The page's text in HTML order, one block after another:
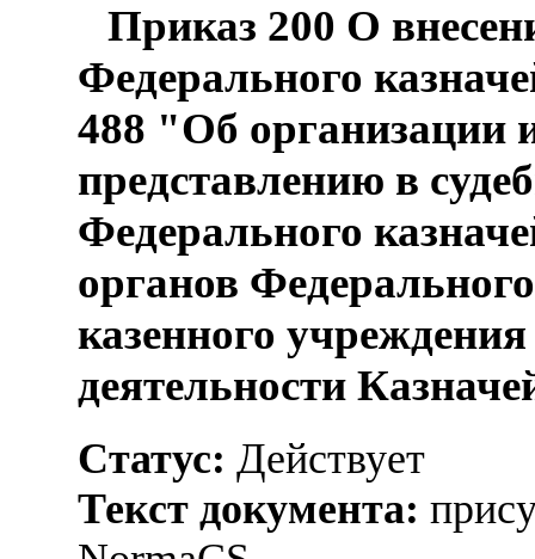
Приказ 200 О
Федерального
488 "Об организации
представлению в
Федерального
органов
казенного
деятельности
Статус: Действует
Текст документа: